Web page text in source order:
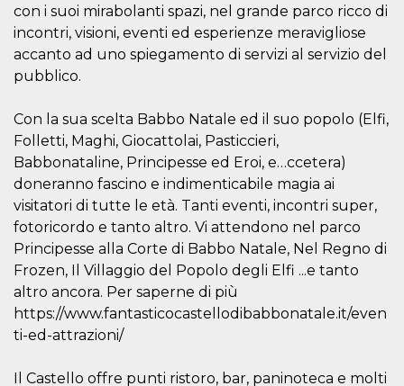
con i suoi mirabolanti spazi, nel grande parco ricco di
incontri, visioni, eventi ed esperienze meravigliose
accanto ad uno spiegamento di servizi al servizio del
pubblico.
Con la sua scelta Babbo Natale ed il suo popolo (Elfi,
Folletti, Maghi, Giocattolai, Pasticcieri,
Babbonataline, Principesse ed Eroi, e…ccetera)
doneranno fascino e indimenticabile magia ai
visitatori di tutte le età. Tanti eventi, incontri super,
fotoricordo e tanto altro. Vi attendono nel parco
Principesse alla Corte di Babbo Natale, Nel Regno di
Frozen, Il Villaggio del Popolo degli Elfi ...e tanto
altro ancora. Per saperne di più
https://www.fantasticocastellodibabbonatale.it/even
ti-ed-attrazioni/
Il Castello offre punti ristoro, bar, paninoteca e molti
Storage declaration
Nome
Storage
type
Descrizione
wpEmojiSettingsSupports
Session
storage
cn_uc__
Local
Nome
Provider /
Platform Inc.
settimane
2 giorni
utente. Può
essere di